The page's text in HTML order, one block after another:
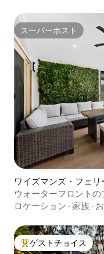
スーパーホスト
スーパーホスト
ワイズマンズ・フェ
ウォーターフロント
ズ・フェリー
ロケーション · 家族 ·
大好評のゲストチョ
ゲストチョイス